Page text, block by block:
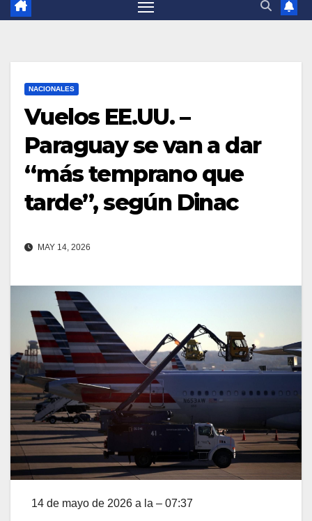
NACIONALES
Vuelos EE.UU. –
Paraguay se van a dar
“más temprano que
tarde”, según Dinac
MAY 14, 2026
14 de mayo de 2026 a la – 07:37